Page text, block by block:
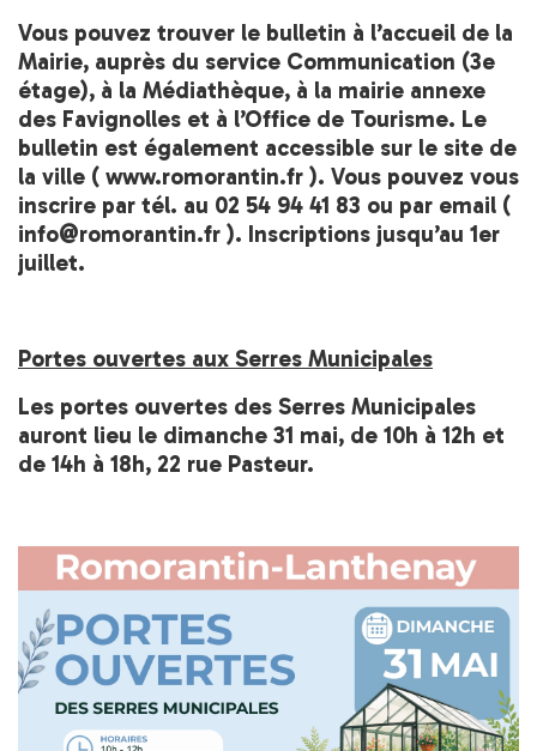
Vous pouvez trouver le bulletin à l’accueil de la
Mairie, auprès du service Communication (3e
étage), à la Médiathèque, à la mairie annexe
des Favignolles et à l’Office de Tourisme. Le
bulletin est également accessible sur le site de
la ville ( www.romorantin.fr ). Vous pouvez vous
inscrire par tél. au 02 54 94 41 83 ou par email (
info@romorantin.fr ). Inscriptions jusqu’au 1er
juillet.
Portes ouvertes aux Serres Municipales
Les portes ouvertes des Serres Municipales
auront lieu le dimanche 31 mai, de 10h à 12h et
de 14h à 18h, 22 rue Pasteur.